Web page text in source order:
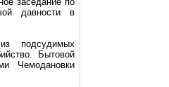
давности в
подсудимых
Бытовой
Чемодановки